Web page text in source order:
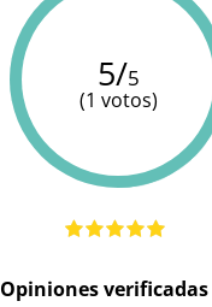
5/5
(1 votos)
Opiniones verificadas